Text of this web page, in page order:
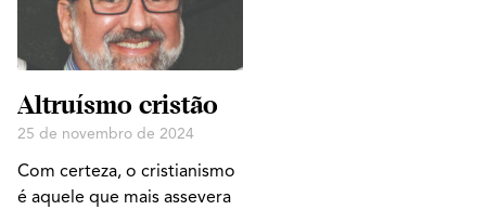
Altruísmo cristão
25 de novembro de 2024
Com certeza, o cristianismo
é aquele que mais assevera